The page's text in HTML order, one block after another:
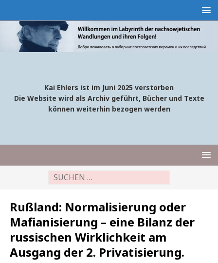
Kai Ehlers ist im Juni 2025 verstorben
Die Website wird als Archiv geführt, Bücher und Texte
können weiterhin bezogen werden
Rußland: Normalisierung oder
Mafianisierung – eine Bilanz der
russischen Wirklichkeit am
Ausgang der 2. Privatisierung.